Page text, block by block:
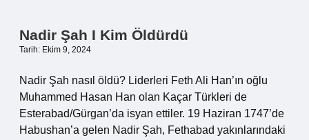
Nadir Şah I Kim Öldürdü
Tarih: Ekim 9, 2024
Nadir Şah nasıl öldü? Liderleri Feth Ali Han’ın oğlu
Muhammed Hasan Han olan Kaçar Türkleri de
Esterabad/Gürgan’da isyan ettiler. 19 Haziran 1747’de
Habushan’a gelen Nadir Şah, Fethabad yakınlarındaki